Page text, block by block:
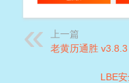
上一篇
老黄历通胜
LBE